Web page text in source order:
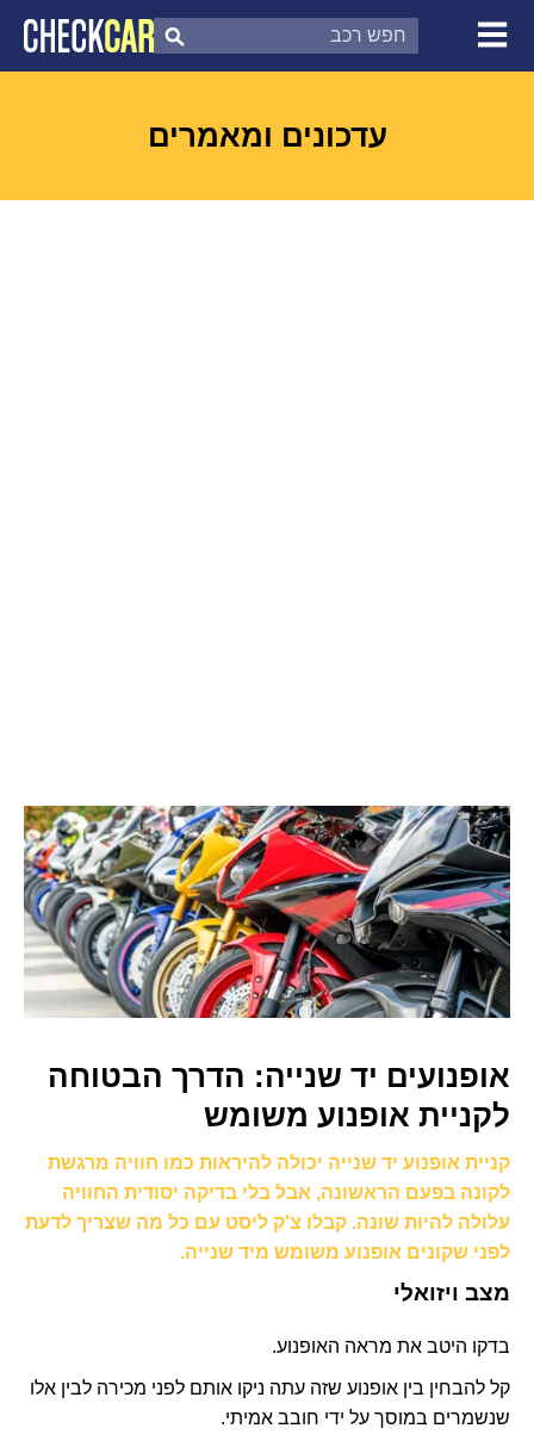
צ'ק קאר
דוח בדיקת רכב
עדכונים ומאמרים
אופנועים יד שנייה: הדרך הבטוחה
לקניית אופנוע משומש
קניית אופנוע יד שנייה יכולה להיראות כמו חוויה מרגשת
לקונה בפעם הראשונה, אבל בלי בדיקה יסודית החוויה
עלולה להיות שונה. קבלו צ'ק ליסט עם כל מה שצריך לדעת
לפני שקונים אופנוע משומש מיד שנייה.
מצב ויזואלי
בדקו היטב את מראה האופנוע.
קל להבחין בין אופנוע שזה עתה ניקו אותם לפני מכירה לבין אלו
שנשמרים במוסך על ידי חובב אמיתי.